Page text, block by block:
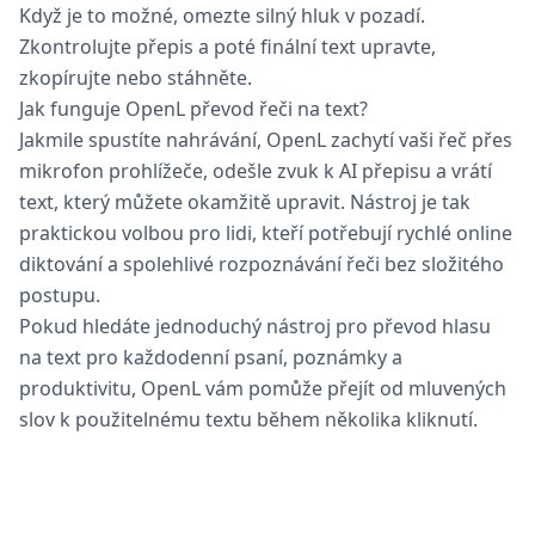
Když je to možné, omezte silný hluk v pozadí.
Zkontrolujte přepis a poté finální text upravte,
zkopírujte nebo stáhněte.
Jak funguje OpenL převod řeči na text?
Jakmile spustíte nahrávání, OpenL zachytí vaši řeč přes
mikrofon prohlížeče, odešle zvuk k AI přepisu a vrátí
text, který můžete okamžitě upravit. Nástroj je tak
praktickou volbou pro lidi, kteří potřebují rychlé online
diktování a spolehlivé rozpoznávání řeči bez složitého
postupu.
Pokud hledáte jednoduchý nástroj pro převod hlasu
na text pro každodenní psaní, poznámky a
produktivitu, OpenL vám pomůže přejít od mluvených
slov k použitelnému textu během několika kliknutí.